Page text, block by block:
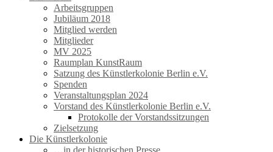
Arbeitsgruppen
Jubiläum 2018
Mitglied werden
Mitglieder
MV 2025
Raumplan KunstRaum
Satzung des Künstlerkolonie Berlin e.V.
Spenden
Veranstaltungsplan 2024
Vorstand des Künstlerkolonie Berlin e.V.
Protokolle der Vorstandssitzungen
Zielsetzung
Die Künstlerkolonie
…in der historischen Presse